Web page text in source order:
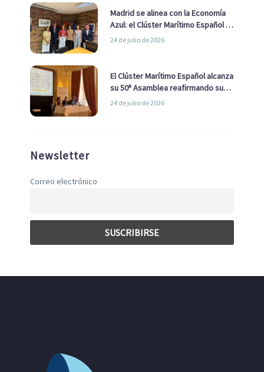
Madrid se alinea con la Economía
Azul: el Clúster Marítimo Español y
la Real Liga Naval avanzan alianzas
24 de julio de 2026
El Clúster Marítimo Español alcanza
su 50ª Asamblea reafirmando su
liderazgo en la Economía Azul
24 de julio de 2026
Newsletter
Correo electrónico